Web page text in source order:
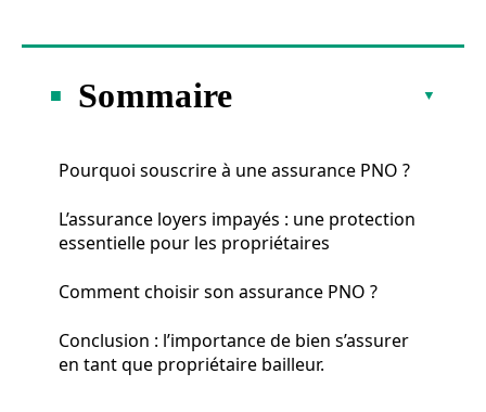
Sommaire
Pourquoi souscrire à une assurance PNO ?
L’assurance loyers impayés : une protection
essentielle pour les propriétaires
Comment choisir son assurance PNO ?
Conclusion : l’importance de bien s’assurer
en tant que propriétaire bailleur.